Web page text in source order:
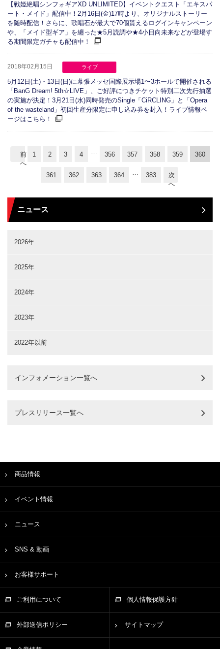
【戦姫絶唱シンフォギアXD UNLIMITED】イベントクエスト「エキスパ
ート・メイド」配信中！2月16日(金)17時より、オリジナルストーリー
を随時配信！さらに、歌唱石が最大で70個貰えるログインキャンペーン
や、「メイド型ギア」を纏った★5月読調や★4小日向未来などが登場す
る期間限定ガチャも配信中！
2018年02月15日 ライブ
5月12日(土)・13日(日)に幕張メッセ国際展示場1〜3ホールで開催される
「BanG Dream! 5th☆LIVE」、ご好評につきチケット特別二次先行抽選
の実施が決定！3月21日(水)同時発売のSingle「CiRCLING」と「Opera
of the wasteland」初回生産分限定に申し込み券を封入！ライブ情報ペ
ージはこちら！
前
へ
1 2 3 4 … 356 357 358 359 360
361 362 363 364 … 383
次
へ
ニュース
2026年
2025年
2024年
2023年
2022年以前
インフォメーション一覧へ
プレスリリース一覧へ
商品情報
イベント情報
ニュース
SNS & 動画
お客様サポート
ご利用について 個人情報保護方針
外部送信ポリシー サイトマップ